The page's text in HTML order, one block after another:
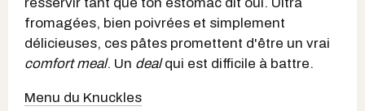
fromagées, bien poivrées et simplement
délicieuses, ces pâtes promettent d'être un vrai
comfort meal. Un dealqui est difficile à battre.
Menu du Knuckles